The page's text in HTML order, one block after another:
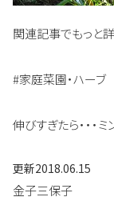
関連記事でもっと詳
#家庭菜園・ハーブ
伸びすぎたら・・・
更新2018.06.15
金子三保子